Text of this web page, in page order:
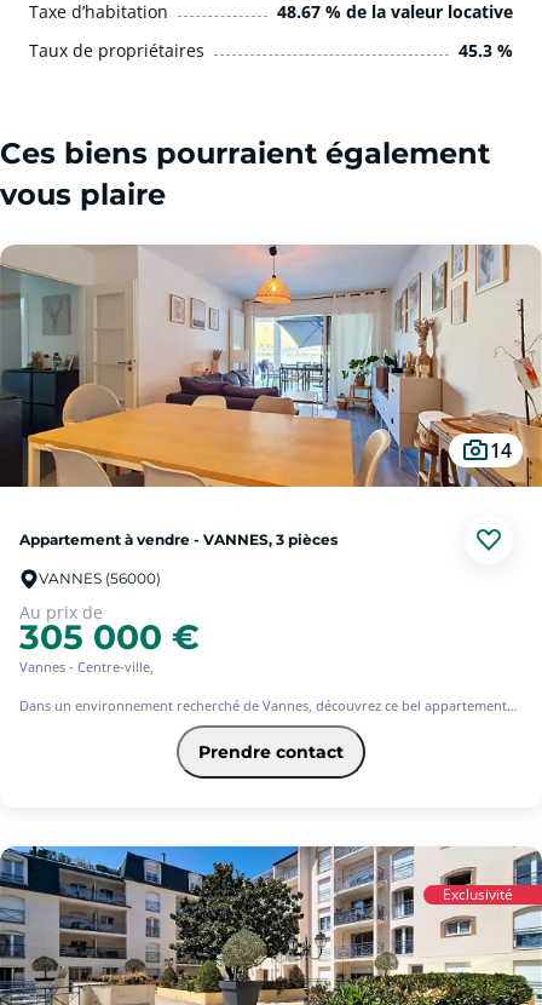
Taxe d’habitation
48.67 % de la valeur locative
Taux de propriétaires
45.3 %
Ces biens pourraient également
vous plaire
14
Appartement à vendre - VANNES, 3 pièces
VANNES (56000)
Au prix de
305 000 €
Vannes - Centre-ville,
Dans un environnement recherché de Vannes, découvrez ce bel appartement
T3 de 61 m² en rez-de-jardin, offrant un cadre de vie aussi agréable que
Dès l'entrée, vous serez séduit par son excellent état et son agencement
L'espace nuit se compose de deux chambres, toutes deux bénéficiant d'un accès
direct à la terrasse, un dressing, une salle de bains et un WC séparé...
L'ensemble de l'appartement a été pensé pour offrir un quotidien aussi
fonctionnel que confortable....
Son emplacement est un véritable atout. Situé dans un secteur particulièrement
apprécié de Vannes, l'appartement bénéficie d'un environnement calme et
verdoyant, à proximité immédiate de l'étang de Tohannic, prisé pour les
Prendre contact
Exclusivité